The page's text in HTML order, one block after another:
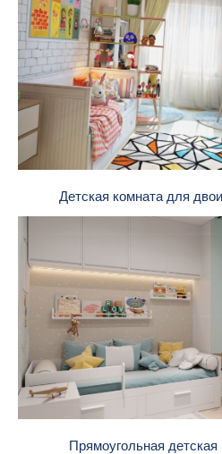
Детская комната для
Прямоугольная